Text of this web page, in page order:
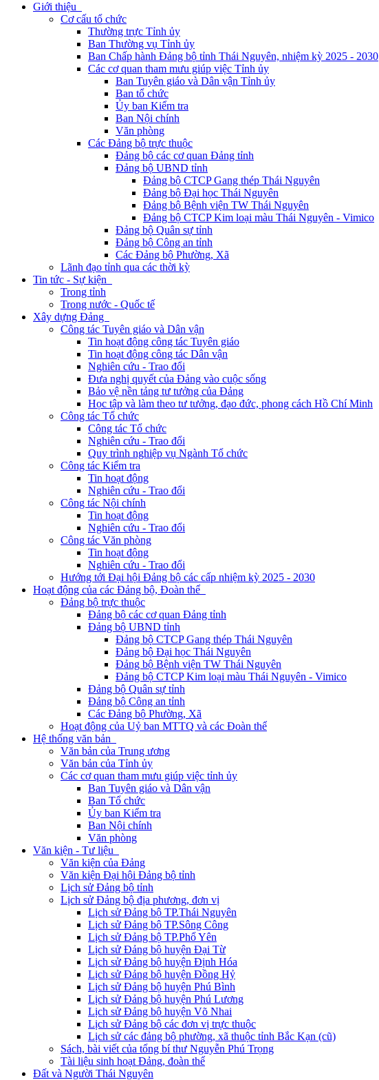
Giới thiệu
Cơ cấu tổ chức
Thường trực Tỉnh ủy
Ban Thường vụ Tỉnh ủy
Ban Chấp hành Đảng bộ tỉnh Thái Nguyên, nhiệm kỳ 2025 - 2030
Các cơ quan tham mưu giúp việc Tỉnh ủy
Ban Tuyên giáo và Dân vận Tỉnh ủy
Ban tổ chức
Ủy ban Kiểm tra
Ban Nội chính
Văn phòng
Các Đảng bộ trực thuộc
Đảng bộ các cơ quan Đảng tỉnh
Đảng bộ UBND tỉnh
Đảng bộ CTCP Gang thép Thái Nguyên
Đảng bộ Đại học Thái Nguyên
Đảng bộ Bệnh viện TW Thái Nguyên
Đảng bộ CTCP Kim loại màu Thái Nguyên - Vimico
Đảng bộ Quân sự tỉnh
Đảng bộ Công an tỉnh
Các Đảng bộ Phường, Xã
Lãnh đạo tỉnh qua các thời kỳ
Tin tức - Sự kiện
Trong tỉnh
Trong nước - Quốc tế
Xây dựng Đảng
Công tác Tuyên giáo và Dân vận
Tin hoạt động công tác Tuyên giáo
Tin hoạt động công tác Dân vận
Nghiên cứu - Trao đổi
Đưa nghị quyết của Đảng vào cuộc sống
Bảo vệ nền tảng tư tưởng của Đảng
Học tập và làm theo tư tưởng, đạo đức, phong cách Hồ Chí Minh
Công tác Tổ chức
Công tác Tổ chức
Nghiên cứu - Trao đổi
Quy trình nghiệp vụ Ngành Tổ chức
Công tác Kiểm tra
Tin hoạt động
Nghiên cứu - Trao đổi
Công tác Nội chính
Tin hoạt động
Nghiên cứu - Trao đổi
Công tác Văn phòng
Tin hoạt động
Nghiên cứu - Trao đổi
Hướng tới Đại hội Đảng bộ các cấp nhiệm kỳ 2025 - 2030
Hoạt động của các Đảng bộ, Đoàn thể
Đảng bộ trực thuộc
Đảng bộ các cơ quan Đảng tỉnh
Đảng bộ UBND tỉnh
Đảng bộ CTCP Gang thép Thái Nguyên
Đảng bộ Đại học Thái Nguyên
Đảng bộ Bệnh viện TW Thái Nguyên
Đảng bộ CTCP Kim loại màu Thái Nguyên - Vimico
Đảng bộ Quân sự tỉnh
Đảng bộ Công an tỉnh
Các Đảng bộ Phường, Xã
Hoạt động của Uỷ ban MTTQ và các Đoàn thể
Hệ thống văn bản
Văn bản của Trung ương
Văn bản của Tỉnh ủy
Các cơ quan tham mưu giúp việc tỉnh ủy
Ban Tuyên giáo và Dân vận
Ban Tổ chức
Ủy ban Kiểm tra
Ban Nội chính
Văn phòng
Văn kiện - Tư liệu
Văn kiện của Đảng
Văn kiện Đại hội Đảng bộ tỉnh
Lịch sử Đảng bộ tỉnh
Lịch sử Đảng bộ địa phương, đơn vị
Lịch sử Đảng bộ TP.Thái Nguyên
Lịch sử Đảng bộ TP.Sông Công
Lịch sử Đảng bộ TP.Phổ Yên
Lịch sử Đảng bộ huyện Đại Từ
Lịch sử Đảng bộ huyện Định Hóa
Lịch sử Đảng bộ huyện Đồng Hỷ
Lịch sử Đảng bộ huyện Phú Bình
Lịch sử Đảng bộ huyện Phú Lương
Lịch sử Đảng bộ huyện Võ Nhai
Lịch sử Đảng bộ các đơn vị trực thuộc
Lịch sử các đảng bộ phường, xã thuộc tỉnh Bắc Kạn (cũ)
Sách, bài viết của tổng bí thư Nguyễn Phú Trọng
Tài liệu sinh hoạt Đảng, đoàn thể
Đất và Người Thái Nguyên